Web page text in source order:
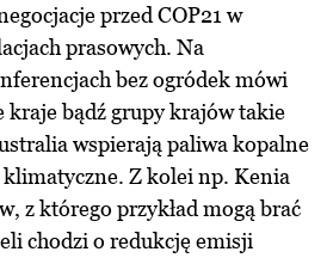
przed COP21 w
prasowych. Na
bez ogródek mówi
kraje bądź grupy krajów takie
wspierają paliwa kopalne
Z kolei np. Kenia
z którego przykład mogą brać
chodzi o redukcję emisji